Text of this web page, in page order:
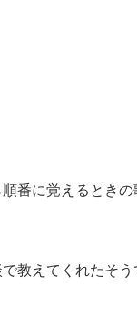
番に覚えるとき
教えてくれたそう